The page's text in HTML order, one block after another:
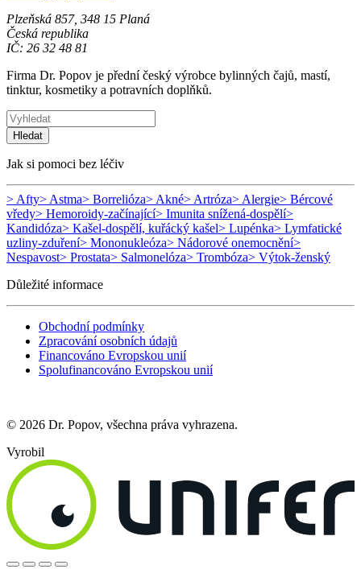
Plzeňská 857, 348 15 Planá
Česká republika
IČ: 26 32 48 81
Firma Dr. Popov je přední český výrobce bylinných čajů, mastí,
tinktur, kosmetiky a potravních doplňků.
Hledat
Jak si pomoci bez léčiv
> Afty> Astma> Borrelióza> Akné> Artróza> Alergie> Bércové
vředy> Hemoroidy-začínající> Imunita snížená-dospělí>
Kandidóza> Kašel-dospělí, kuřácký kašel> Lupénka> Lymfatické
uzliny-zduření> Mononukleóza> Nádorové onemocnění>
Nespavost> Prostata> Salmonelóza> Trombóza> Výtok-ženský
Důležité informace
Obchodní podmínky
Zpracování osobních údajů
Financováno Evropskou unií
Spolufinancováno Evropskou unií
© 2026 Dr. Popov, všechna práva vyhrazena.
Vyrobil